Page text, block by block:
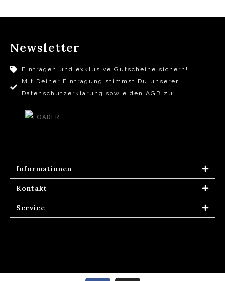
Newsletter
Eintragen und exklusive Gutscheine sichern!
Mit Deiner Eintragung stimmst Du unserer
Datenschutzerklärung sowie den AGB zu.
Informationen
Kontakt
Service